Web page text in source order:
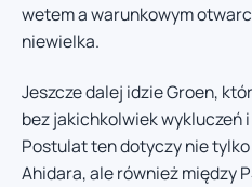
wetem a warunkowym
niewielka.
Jeszcze dalej idzie Groen,
bez jakichkolwiek wykluczeń
Postulat ten dotyczy nie
Ahidara, ale również między